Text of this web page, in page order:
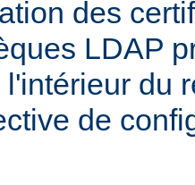
des
LDAP
l'intérieur du
de